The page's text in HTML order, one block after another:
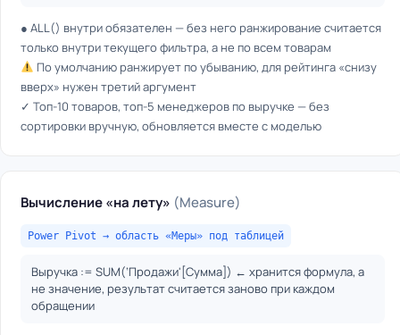
● ALL() внутри обязателен — без него ранжирование считается
только внутри текущего фильтра, а не по всем товарам
По умолчанию ранжирует по убыванию, для рейтинга «снизу
вверх» нужен третий аргумент
✓ Топ-10 товаров, топ-5 менеджеров по выручке — без
сортировки вручную, обновляется вместе с моделью
Вычисление «на лету» (Measure)
Power Pivot → область «Меры» под таблицей
Выручка := SUM(‘Продажи'[Сумма]) ← хранится формула, а
не значение, результат считается заново при каждом
обращении